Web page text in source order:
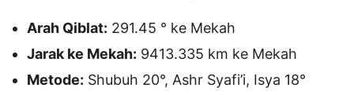
Arah Qiblat: 291.45 ° ke Mekah
Jarak ke Mekah: 9413.335 km ke Mekah
Metode: Shubuh 20°, Ashr Syafi’i, Isya 18°